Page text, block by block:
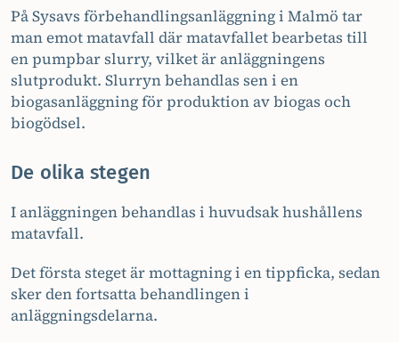
På Sysavs förbehandlingsanläggning i Malmö tar
man emot matavfall där matavfallet bearbetas till
en pumpbar slurry, vilket är anläggningens
slutprodukt. Slurryn behandlas sen i en
biogasanläggning för produktion av biogas och
biogödsel.
De olika stegen
I anläggningen behandlas i huvudsak hushållens
matavfall.
Det första steget är mottagning i en tippficka, sedan
sker den fortsatta behandlingen i
anläggningsdelarna.